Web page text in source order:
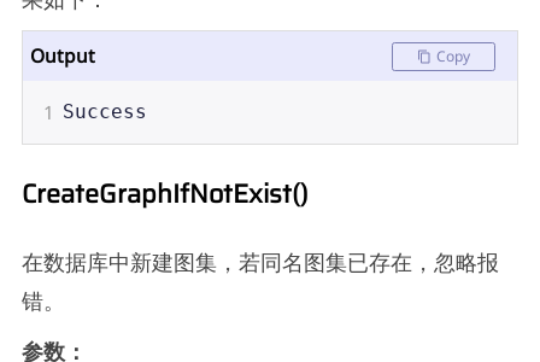
Output Copy
1 Success
CreateGraphIfNotExist()
在数据库中新建图集，若同名图集已存在，忽略报
错。
参数：